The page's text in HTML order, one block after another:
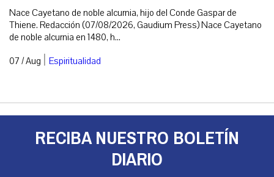
Nace Cayetano de noble alcurnia, hijo del Conde Gaspar de
Thiene. Redacción (07/08/2026, Gaudium Press) Nace Cayetano
de noble alcurnia en 1480, h...
07 / Aug | Espiritualidad
RECIBA NUESTRO BOLETÍN
DIARIO